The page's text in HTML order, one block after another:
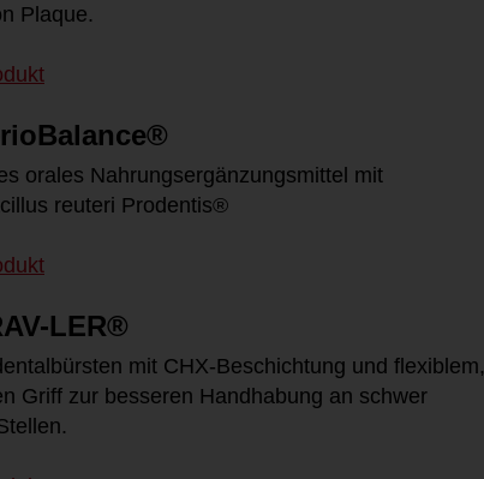
Plaque.
orales Nahrungsergänzungsmittel mit
reuteri Prodentis®
LER®
mit CHX-Beschichtung und flexiblem,
Griff zur besseren Handhabung an schwer